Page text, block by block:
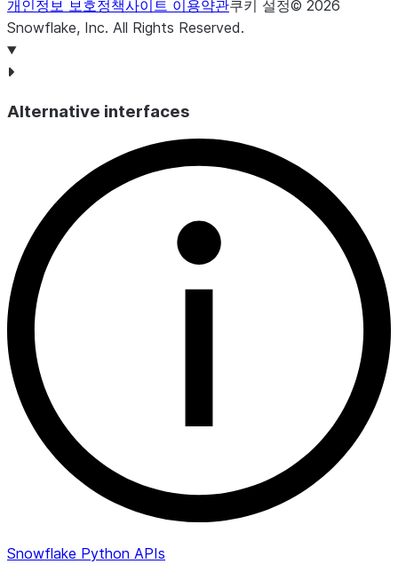
개인정보 보호정책사이트 이용약관쿠키 설정© 2026
Snowflake, Inc. All Rights Reserved.
Alternative interfaces
Snowflake Python APIs